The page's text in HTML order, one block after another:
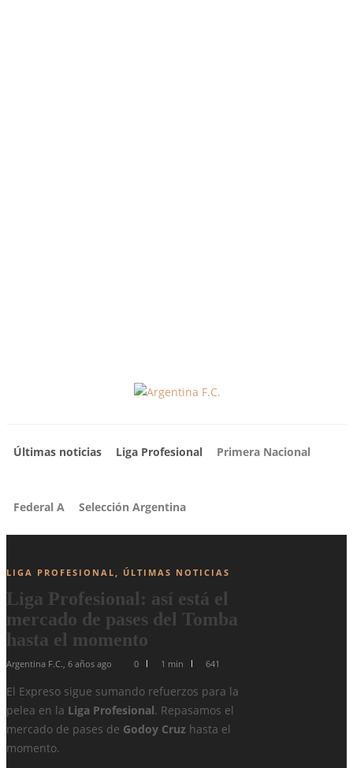
Últimas noticias Liga Profesional Primera Nacional
Federal A Selección Argentina
LIGA PROFESIONAL, ÚLTIMAS NOTICIAS
Liga Profesional: así está el
mercado de pases del Tomba
hasta el momento
Argentina F.C., 6 años ago 0 1 min 641
El Expreso sigue sumando refuerzos para la
pelea en la Liga Profesional. Repasamos el
mercado de pases de Godoy Cruz hasta el
momento.